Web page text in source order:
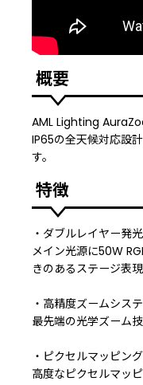
概要
AML Lighting
IP65の全天候対応設
す。
特徴
・ダブルレイヤー発
メイン光源に50W
きのあるステージ表
・高精度ズームシス
最先端の光学ズーム
・ピクセルマッピン
高度なピクセルマッ